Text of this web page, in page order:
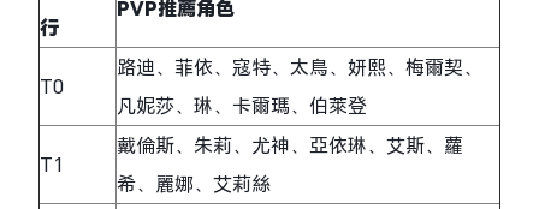
行
PVP推薦角色
T0
路迪、菲依、寇特、太鳥、妍熙、梅爾契、
凡妮莎、琳、卡爾瑪、伯萊登
T1
戴倫斯、朱莉、尤神、亞依琳、艾斯、蘿
希、麗娜、艾莉絲